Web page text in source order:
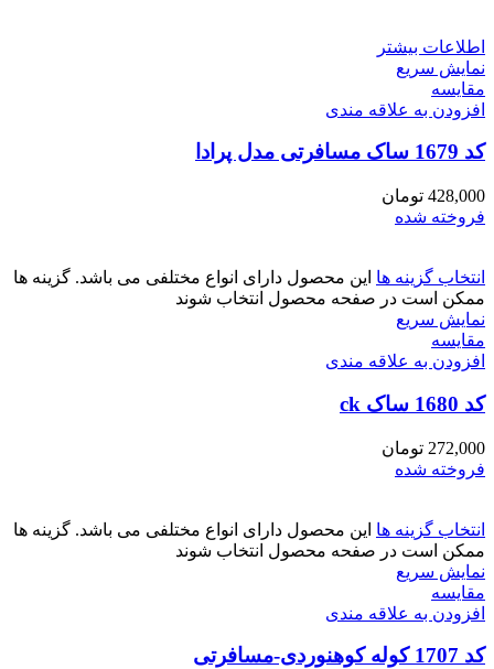
اطلاعات بیشتر
نمایش سریع
مقايسه
افزودن به علاقه مندی
کد 1679 ساک مسافرتی مدل پرادا
428,000 تومان
فروخته شده
انتخاب گزینه ها این محصول دارای انواع مختلفی می باشد. گزینه ها
ممکن است در صفحه محصول انتخاب شوند
نمایش سریع
مقايسه
افزودن به علاقه مندی
کد 1680 ساک ck
272,000 تومان
فروخته شده
انتخاب گزینه ها این محصول دارای انواع مختلفی می باشد. گزینه ها
ممکن است در صفحه محصول انتخاب شوند
نمایش سریع
مقايسه
افزودن به علاقه مندی
کد 1707 کوله کوهنوردی-مسافرتی